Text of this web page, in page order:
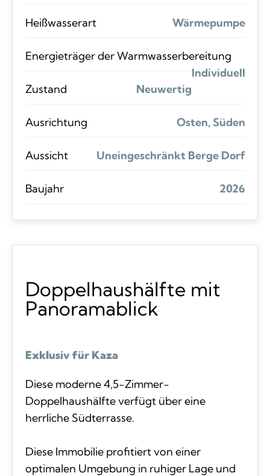
Heißwasserart Wärmepumpe
Energieträger der Warmwasserbereitung
Individuell
Zustand
Neuwertig
Ausrichtung Osten, Süden
Aussicht Uneingeschränkt Berge Dorf
Baujahr 2026
Doppelhaushälfte mit
Panoramablick
Exklusiv für Kaza
Diese moderne 4,5-Zimmer-
Doppelhaushälfte verfügt über eine
herrliche Südterrasse.
Diese Immobilie profitiert von einer
optimalen Umgebung in ruhiger Lage und